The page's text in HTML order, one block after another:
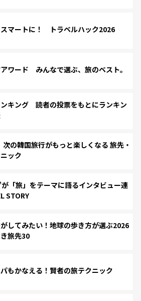
マートに！ トラベルハック2026
ワード みんなで選ぶ、旅のベスト。
キング 読者の投票をもとにランキン
の韓国旅行がもっと楽しくなる 旅先・
ック
「旅」をテーマに語るインタビュー連
STORY
してみたい！地球の歩き方が選ぶ2026
旅先30
もかなえる！賢者の旅テクニック